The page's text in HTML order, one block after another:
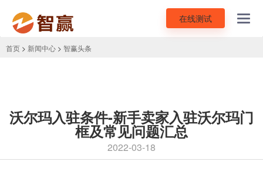
在线测试
首页 > 新闻中心 > 智赢头条
沃尔玛入驻条件-新手卖家入驻沃尔玛门
框及常见问题汇总
2022-03-18